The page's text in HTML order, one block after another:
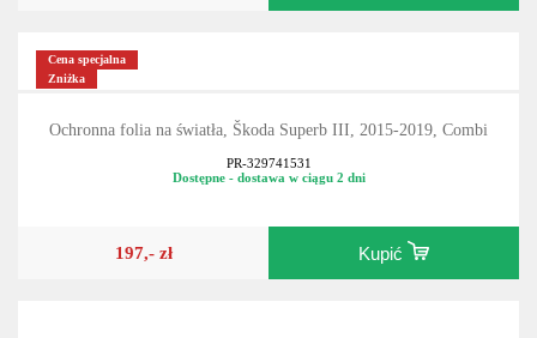
Cena specjalna
Zniżka
Ochronna folia na światła, Škoda Superb III, 2015-2019, Combi
PR-329741531
Dostępne - dostawa w ciągu 2 dni
197,- zł Kupić